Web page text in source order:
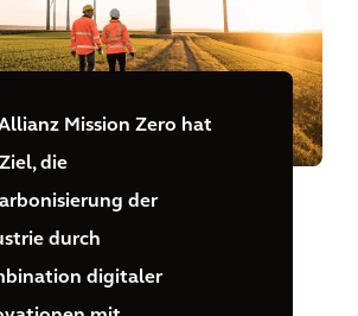
Mission Zero hat
die
der
durch
digitaler